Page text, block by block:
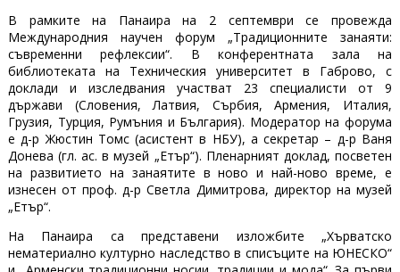
В рамките на Панаира на 2 септември се провежда
Международния научен форум „Традиционните занаяти:
съвременни рефлексии“. В конферентната зала на
библиотеката на Техническия университет в Габрово, с
доклади и изследвания участват 23 специалисти от 9
държави (Словения, Латвия, Сърбия, Армения, Италия,
Грузия, Турция, Румъния и България). Модератор на форума
е д-р Жюстин Томс (асистент в НБУ), а секретар – д-р Ваня
Донева (гл. ас. в музей „Етър“). Пленарният доклад, посветен
на развитието на занаятите в ново и най-ново време, е
изнесен от проф. д-р Светла Димитрова, директор на музей
„Етър“.
На Панаира са представени изложбите „Хърватско
нематериално културно наследство в списъците на ЮНЕСКО“